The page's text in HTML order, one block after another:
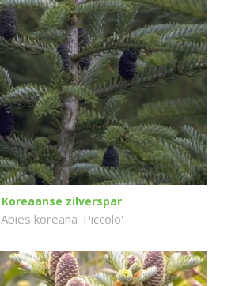
Koreaanse zilverspar
Abies koreana 'Piccolo'